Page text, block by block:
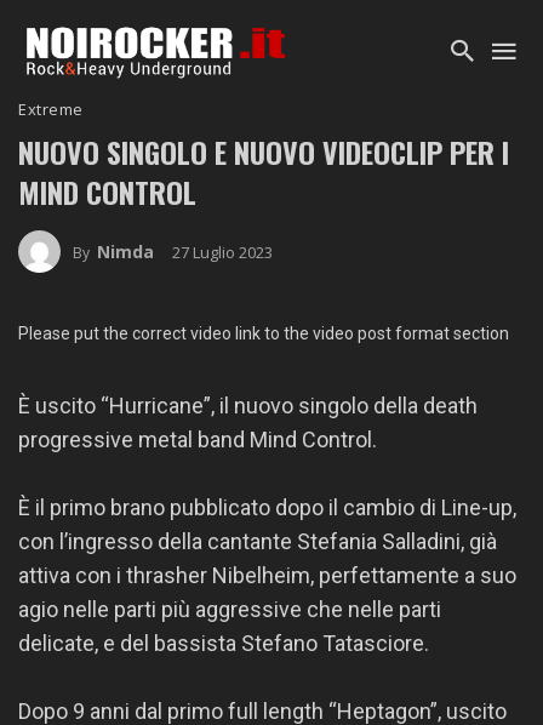
Extreme
NUOVO SINGOLO E NUOVO VIDEOCLIP PER I
MIND CONTROL
By Nimda 27 Luglio 2023
Please put the correct video link to the video post format section
È uscito “Hurricane”, il nuovo singolo della death
progressive metal band Mind Control.
È il primo brano pubblicato dopo il cambio di Line-up,
con l’ingresso della cantante Stefania Salladini, già
attiva con i thrasher Nibelheim, perfettamente a suo
agio nelle parti più aggressive che nelle parti
delicate, e del bassista Stefano Tatasciore.
Dopo 9 anni dal primo full length “Heptagon”, uscito